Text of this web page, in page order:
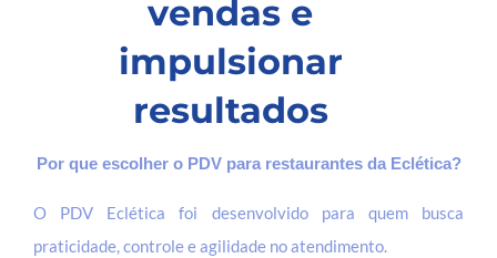
vendas e
impulsionar
resultados
Por que escolher o PDV para restaurantes da Eclética?
O PDV Eclética foi desenvolvido para quem busca
praticidade, controle e agilidade no atendimento.